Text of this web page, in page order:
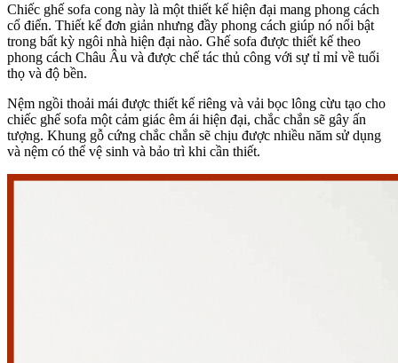
Chiếc ghế sofa cong này là một thiết kế hiện đại mang phong cách
cổ điển. Thiết kế đơn giản nhưng đầy phong cách giúp nó nổi bật
trong bất kỳ ngôi nhà hiện đại nào. Ghế sofa được thiết kế theo
phong cách Châu Âu và được chế tác thủ công với sự tỉ mỉ về tuổi
thọ và độ bền.
Nệm ngồi thoải mái được thiết kế riêng và vải bọc lông cừu tạo cho
chiếc ghế sofa một cảm giác êm ái hiện đại, chắc chắn sẽ gây ấn
tượng. Khung gỗ cứng chắc chắn sẽ chịu được nhiều năm sử dụng
và nệm có thể vệ sinh và bảo trì khi cần thiết.